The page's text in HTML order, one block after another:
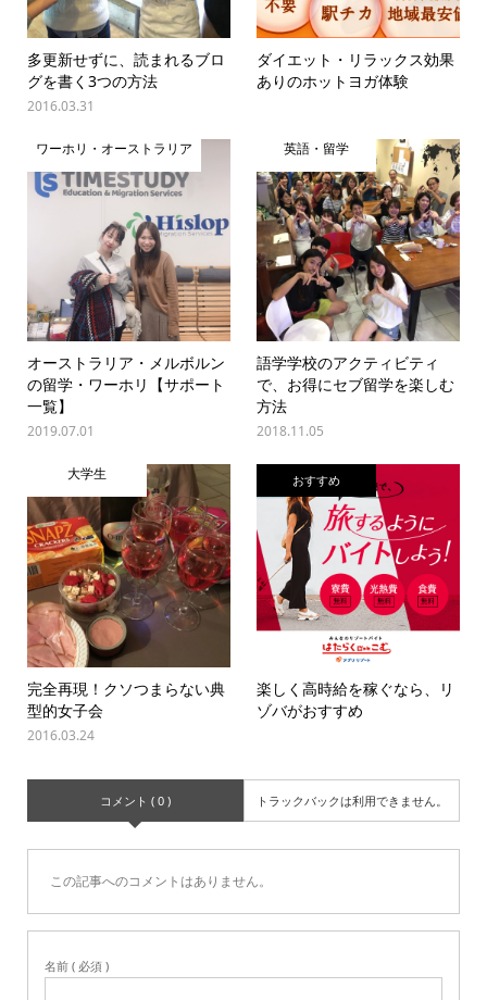
多更新せずに、読まれるブロ
グを書く3つの方法
2016.03.31
ダイエット・リラックス効果
ありのホットヨガ体験
ワーホリ・オーストラリア
オーストラリア・メルボルン
の留学・ワーホリ【サポート
一覧】
2019.07.01
英語・留学
語学学校のアクティビティ
で、お得にセブ留学を楽しむ
方法
2018.11.05
大学生
完全再現！クソつまらない典
型的女子会
2016.03.24
おすすめ
楽しく高時給を稼ぐなら、リ
ゾバがおすすめ
コメント ( 0 ) トラックバックは利用できません。
この記事へのコメントはありません。
名前 ( 必須 )